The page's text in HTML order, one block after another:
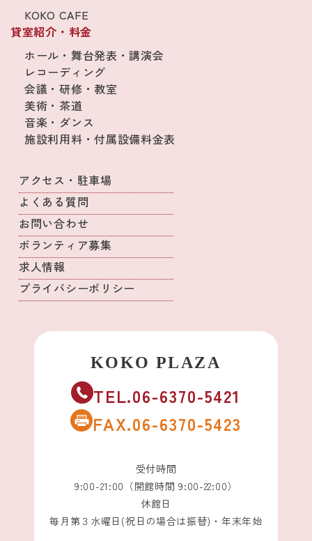
KOKO CAFE
貸室紹介・料金
ホール・舞台発表・講演会
レコーディング
会議・研修・教室
美術・茶道
音楽・ダンス
施設利用料・付属設備料金表
アクセス・駐車場
よくある質問
お問い合わせ
ボランティア募集
求人情報
プライバシーポリシー
TEL.06-6370-5421
FAX.06-6370-5423
受付時間
9:00-21:00（開館時間 9:00-22:00）
休館日
毎月第３水曜日(祝日の場合は振替)・年末年始